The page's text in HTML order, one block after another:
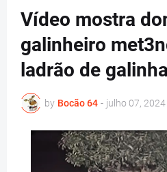
Vídeo mostra
galinheiro
ladrão de galinha
by Bocão 64 - julho 07, 2024